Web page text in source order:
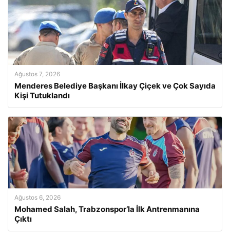
Ağustos 7, 2026
Menderes Belediye Başkanı İlkay Çiçek ve Çok Sayıda
Kişi Tutuklandı
Ağustos 6, 2026
Mohamed Salah, Trabzonspor’la İlk Antrenmanına
Çıktı